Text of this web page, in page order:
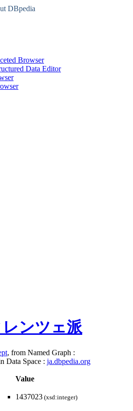
Browser
Data Editor
ンツェ派
, from Named Graph :
Data Space : ja.dbpedia.org
Value
1437023 (xsd:integer)